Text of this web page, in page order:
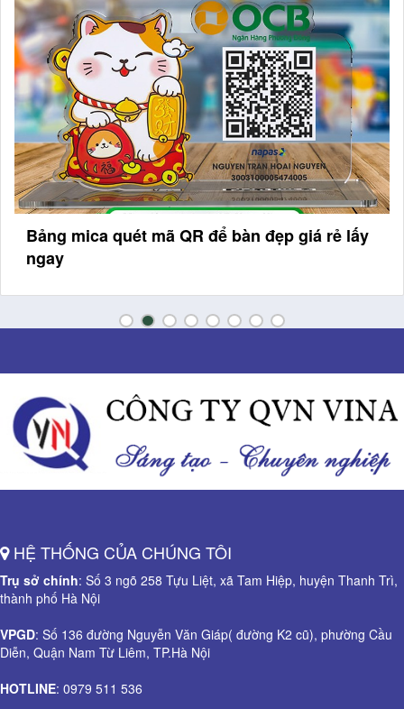
Bảng mica quét mã QR để bàn đẹp giá rẻ lấy
ngay
HỆ THỐNG CỦA CHÚNG TÔI
Trụ sở chính: Số 3 ngõ 258 Tựu Liệt, xã Tam Hiệp, huyện Thanh Trì,
thành phố Hà Nội
VPGD: Số 136 đường Nguyễn Văn Giáp( đường K2 cũ), phường Cầu
Diễn, Quận Nam Từ Liêm, TP.Hà Nội
HOTLINE: 0979 511 536